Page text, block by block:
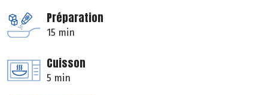
Préparation
15 min
Cuisson
5 min